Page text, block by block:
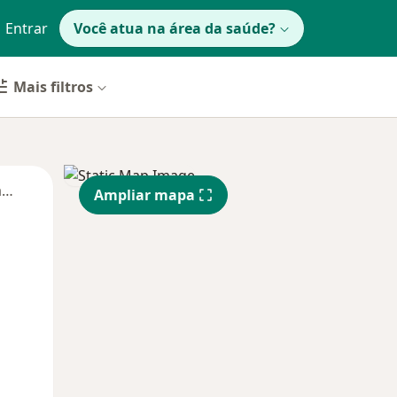
Entrar Você atua na área da saúde?
Mais filtros
Segunda-feira Qua
12 Ago
Qui,
13 Ago
Ampliar mapa